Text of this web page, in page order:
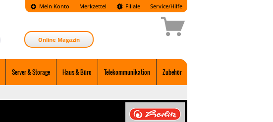
Mein Konto Merkzettel Filiale Service/Hilfe
Online Magazin
Server & Storage Haus & Büro Telekommunikation Zubehör